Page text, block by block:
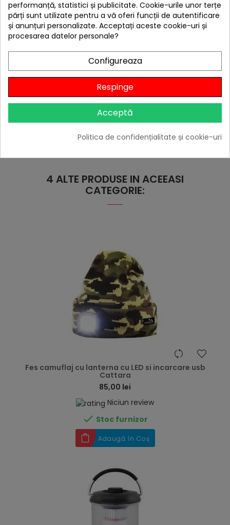
Ceaun vanatoresc din fonta cu capac 4,5 litri Activa
19890
299,00 lei
Niciun review
-10%cu codulBBQFEST
În stoc
4 ALTE PRODUSE IN ACEEASI
CATEGORIE:
Fes camuflaj cu lanterna cu LED si incarcare usb
Cattara
85,00 lei
Niciun review
 Stoc furnizor
Adaugă în Coș
performanță, statistici și publicitate. Cookie-urile unor terțe
părți sunt utilizate pentru a vă oferi funcții de autentificare
și anunțuri personalizate. Acceptați aceste cookie-uri și
procesarea datelor personale?
Configureaza
Respinge
Acceptă
Politica de confidențialitate și cookie-uri